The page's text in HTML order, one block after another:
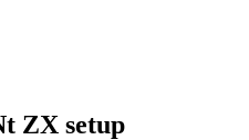
ZX setup